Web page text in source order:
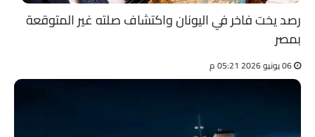
رصد يخت فاخر في اليونان واكتشاف صلته غير المتوقعة
بمصر